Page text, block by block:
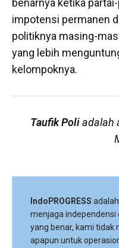
benarnya ketika
impotensi permanen
politiknya masing-
yang lebih
kelompoknya.
Taufik Poliadalah
IndoPROGRESS
menjaga independensi
yang benar, kami tidak
apapun untuk